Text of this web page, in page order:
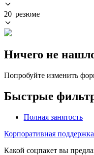
20 резюме
Ничего не
Попробуйте изменить
Быстрые
Полная занятость
Корпоративная
Какой соцпакет вы